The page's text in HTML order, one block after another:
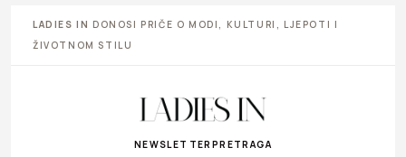
LADIES IN DONOSI PRIČE O MODI, KULTURI, LJEPOTI I
ŽIVOTNOM STILU
NEWSLETTER PRETRAGA